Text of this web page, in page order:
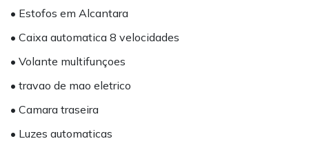
• Estofos em Alcantara
• Caixa automatica 8 velocidades
• Volante multifunçoes
• travao de mao eletrico
• Camara traseira
• Luzes automaticas